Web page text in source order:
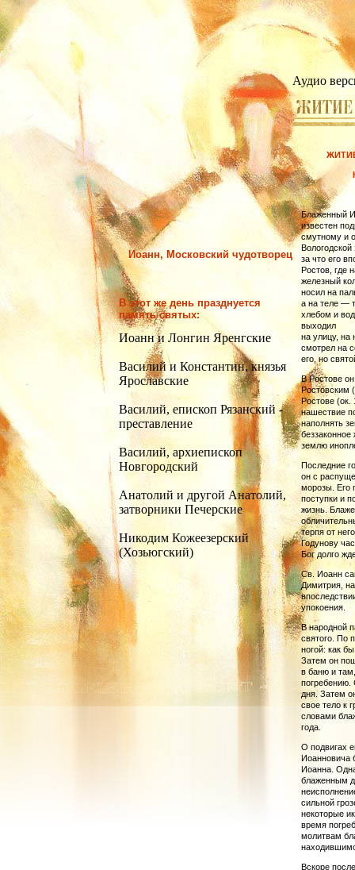
Аудио
Иоанн, Московский чудотворец
В этот же день празднуется
память святых:
Иоанн и Лонгин Яренгские
Василий и Константин, князья
Ярославские
Василий, епископ Рязанский -
преставление
Василий, архиепископ
Новгородский
Анатолий и другой Анатолий,
затворники Печерские
Никодим Кожеезерский
(Хозьюгский)
Блаженный
известен
смутному и
за что его
Ростов, где
железный
носил на
а на теле —
хлебом и
выходил
на улицу, на
смотрел на
его, но
В Ростове
Ростов­ским
Ростове (ок.
нашествие
наполнять
беззаконное
землю
Последние
он с
морозы. Его
поступки и
жизнь.
терпя от
Годунову
Бог долго
Св. Иоанн
Димитрия,
упокоения.
В народной
святого. По
ногой: как
Затем он
в баню и
погребе­нию.
дня. Затем
свое тело к
словами
года.
О подвигах
Иоанно­вича
Иоанна.
блаженным
сильной
некоторые
время
молитвам
Вскоре